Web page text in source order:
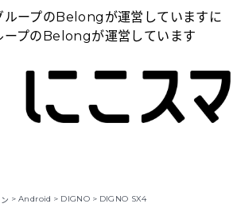
ループのBelongが運営しています に
ープのBelongが運営しています
> Android > DIGNO > DIGNO SX4